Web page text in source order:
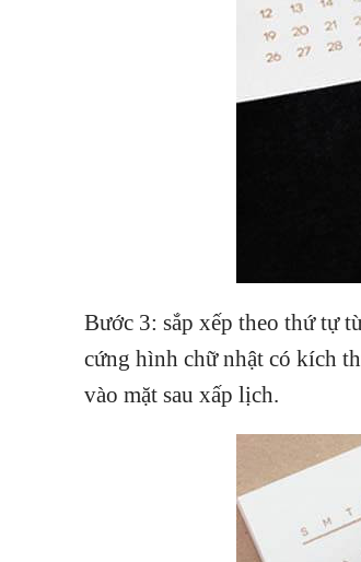
Bước 3: sắp xếp theo thứ tự
cứng hình chữ nhật có kích
vào mặt sau xấp lịch.